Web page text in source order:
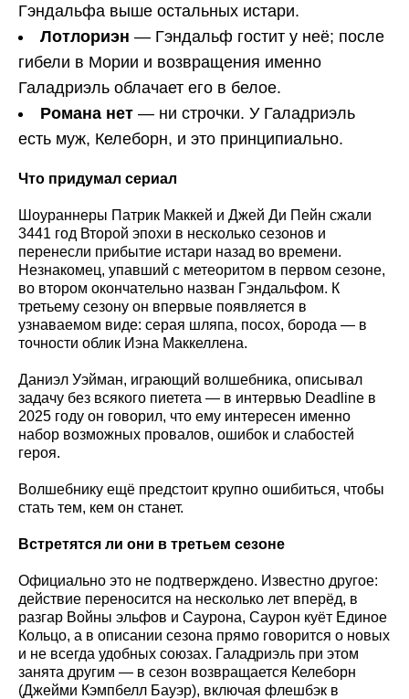
Гэндальфа выше остальных истари.
Лотлориэн — Гэндальф гостит у неё; после
гибели в Мории и возвращения именно
Галадриэль облачает его в белое.
Романа нет — ни строчки. У Галадриэль
есть муж, Келеборн, и это принципиально.
Что придумал сериал
Шоураннеры Патрик Маккей и Джей Ди Пейн сжали
3441 год Второй эпохи в несколько сезонов и
перенесли прибытие истари назад во времени.
Незнакомец, упавший с метеоритом в первом сезоне,
во втором окончательно назван Гэндальфом. К
третьему сезону он впервые появляется в
узнаваемом виде: серая шляпа, посох, борода — в
точности облик Иэна Маккеллена.
Даниэл Уэйман, играющий волшебника, описывал
задачу без всякого пиетета — в интервью Deadline в
2025 году он говорил, что ему интересен именно
набор возможных провалов, ошибок и слабостей
героя.
Волшебнику ещё предстоит крупно ошибиться, чтобы
стать тем, кем он станет.
Встретятся ли они в третьем сезоне
Официально это не подтверждено. Известно другое:
действие переносится на несколько лет вперёд, в
разгар Войны эльфов и Саурона, Саурон куёт Единое
Кольцо, а в описании сезона прямо говорится о новых
и не всегда удобных союзах. Галадриэль при этом
занята другим — в сезон возвращается Келеборн
(Джейми Кэмпбелл Бауэр), включая флешбэк в